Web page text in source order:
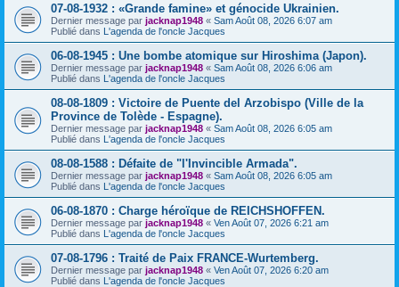
07-08-1932 : «Grande famine» et génocide Ukrainien.
Dernier message par jacknap1948 « Sam Août 08, 2026 6:07 am
Publié dans L'agenda de l'oncle Jacques
06-08-1945 : Une bombe atomique sur Hiroshima (Japon).
Dernier message par jacknap1948 « Sam Août 08, 2026 6:06 am
Publié dans L'agenda de l'oncle Jacques
08-08-1809 : Victoire de Puente del Arzobispo (Ville de la
Province de Tolède - Espagne).
Dernier message par jacknap1948 « Sam Août 08, 2026 6:05 am
Publié dans L'agenda de l'oncle Jacques
08-08-1588 : Défaite de "l'Invincible Armada".
Dernier message par jacknap1948 « Sam Août 08, 2026 6:05 am
Publié dans L'agenda de l'oncle Jacques
06-08-1870 : Charge héroïque de REICHSHOFFEN.
Dernier message par jacknap1948 « Ven Août 07, 2026 6:21 am
Publié dans L'agenda de l'oncle Jacques
07-08-1796 : Traité de Paix FRANCE-Wurtemberg.
Dernier message par jacknap1948 « Ven Août 07, 2026 6:20 am
Publié dans L'agenda de l'oncle Jacques